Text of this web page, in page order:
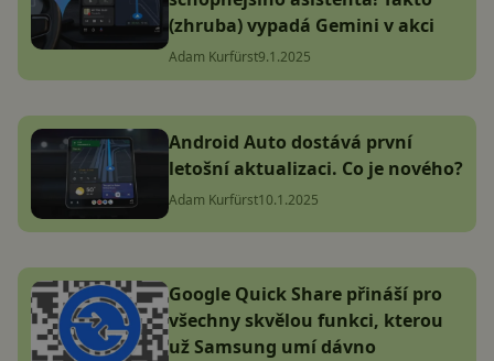
(zhruba) vypadá Gemini v akci
Adam Kurfürst9.1.2025
Android Auto dostává první
letošní aktualizaci. Co je nového?
Adam Kurfürst10.1.2025
Google Quick Share přináší pro
všechny skvělou funkci, kterou
už Samsung umí dávno